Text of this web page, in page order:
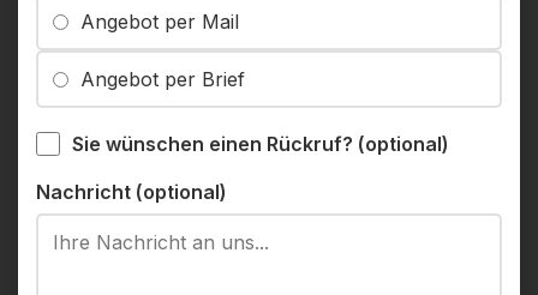
Angebot per Mail
Angebot per Brief
Sie wünschen einen Rückruf? (optional)
Nachricht (optional)